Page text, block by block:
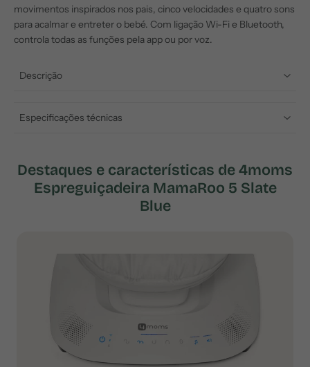
movimentos inspirados nos pais, cinco velocidades e quatro sons
para acalmar e entreter o bebé. Com ligação Wi-Fi e Bluetooth,
controla todas as funções pela app ou por voz.
Descrição
Especificações técnicas
Destaques e características de 4moms
Espreguiçadeira MamaRoo 5 Slate
Blue